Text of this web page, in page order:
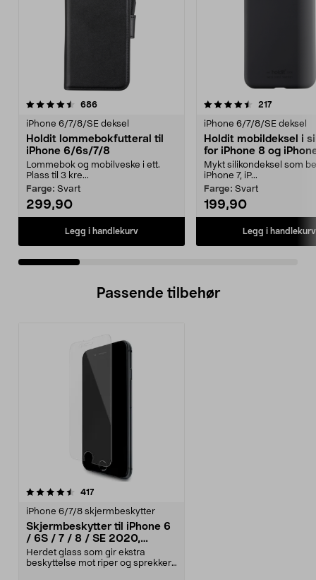
686anmeldelser
iPhone 6/7/8/SE deksel
Holdit lommebokfutteral til
iPhone 6/6s/7/8
Lommebok og mobilveske i ett.
Plass til 3 kre...
Farge: Svart
299,90
Legg i handlekurv
4.5 av 5 stjerner 217
iPhone 6/7/8/SE deksel
Holdit mobildeksel i
for iPhone 8 og
2020
Mykt silikondeksel som
iPhone 7, iP...
Farge: Svart
199,90
Legg i handlekurv
4.5 av 5 stjerner
Passende tilbehør
417anmeldelser
iPhone 6/7/8 skjermbeskytter
Skjermbeskytter til iPhone 6
/ 6S / 7 / 8 / SE 2020,
Tempered Glass
Herdet glass som gir ekstra
beskyttelse mot riper og sprekker.